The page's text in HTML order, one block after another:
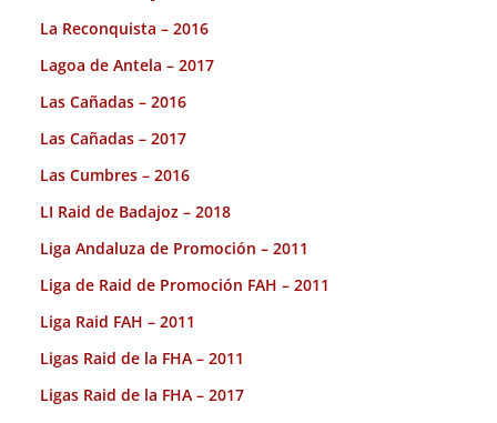
La Reconquista – 2016
Lagoa de Antela – 2017
Las Cañadas – 2016
Las Cañadas – 2017
Las Cumbres – 2016
LI Raid de Badajoz – 2018
Liga Andaluza de Promoción – 2011
Liga de Raid de Promoción FAH – 2011
Liga Raid FAH – 2011
Ligas Raid de la FHA – 2011
Ligas Raid de la FHA – 2017